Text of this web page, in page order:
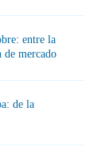
entre la
mercado
de la